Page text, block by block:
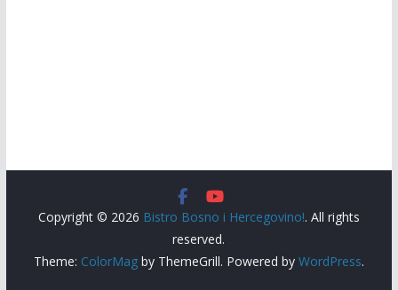
Copyright © 2026 Bistro Bosno i Hercegovino!. All rights
reserved.
Theme: ColorMagby ThemeGrill. Powered by WordPress.